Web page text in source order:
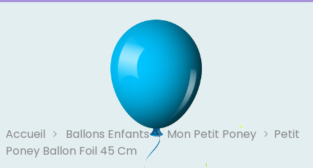
Accueil Ballons Enfants Mon Petit Poney
Petit
Poney Ballon Foil 45 Cm